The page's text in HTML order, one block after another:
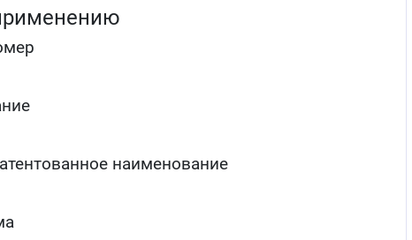
наименование